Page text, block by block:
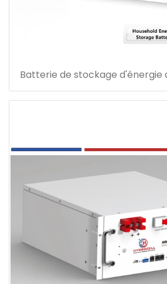
Batterie de stockage d'énergie